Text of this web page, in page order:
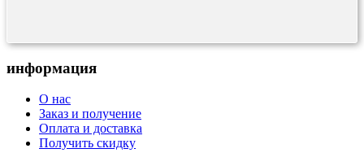
информация
О нас
Заказ и получение
Оплата и доставка
Получить скидку